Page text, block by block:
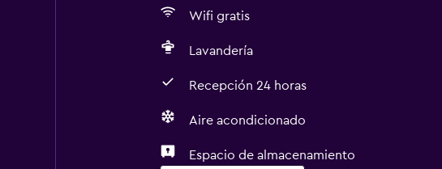
Wifi gratis
Lavandería
Recepción 24 horas
Aire acondicionado
Espacio de almacenamiento